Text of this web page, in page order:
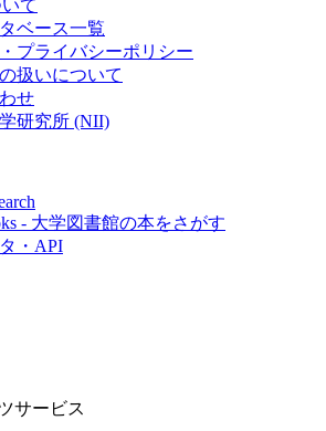
て
ベース一覧
プライバシーポリシー
扱いについて
せ
研究所 (NII)
- 大学図書館の本をさがす
・API
サービス